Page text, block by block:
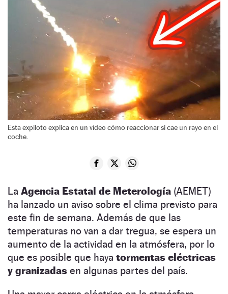
Esta expiloto explica en un vídeo cómo reaccionar si cae un rayo en el
coche.
La Agencia Estatal de Meterología (AEMET)
ha lanzado un aviso sobre el clima previsto para
este fin de semana. Además de que las
temperaturas no van a dar tregua, se espera un
aumento de la actividad en la atmósfera, por lo
que es posible que haya tormentas eléctricas
y granizadas en algunas partes del país.